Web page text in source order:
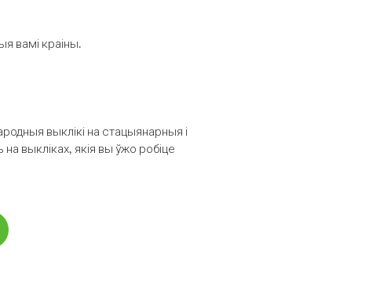
вамі краіны.
выклікі на стацыянарныя і
выкліках, якія вы ўжо робіце